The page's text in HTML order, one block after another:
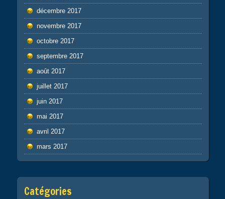
décembre 2017
novembre 2017
octobre 2017
septembre 2017
août 2017
juillet 2017
juin 2017
mai 2017
avril 2017
mars 2017
Catégories